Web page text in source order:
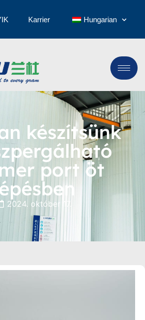
Karrier Hungarian
készítsünk
port öt
2024. október 17.